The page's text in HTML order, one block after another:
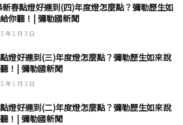
新春點燈好運到(四)年度燈怎麼點？彌勒歷生如
你聽！| 彌勒國新聞
年 1 月 3 日
燈好運到(三)年度燈怎麼點？彌勒歷生如來說
！| 彌勒國新聞
年 1 月 3 日
燈好運到(二)年度燈怎麼點？彌勒歷生如來說
！| 彌勒國新聞